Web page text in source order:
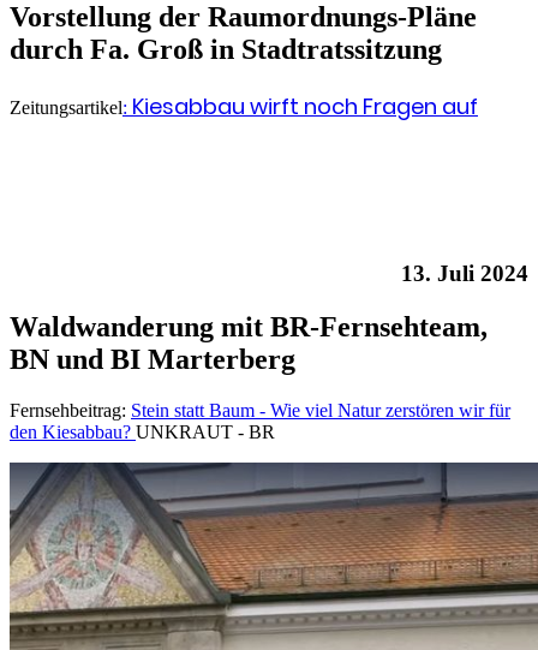
Vorstellung der Raumordnungs-Pläne
durch Fa. Groß in Stadtratssitzung
Zeitungsartikel: Kiesabbau wirft noch Fragen auf
13. Juli 2024
Waldwanderung mit BR-Fernsehteam,
BN und BI Marterberg
Fernsehbeitrag: Stein statt Baum - Wie viel Natur zerstören wir für
den Kiesabbau? UNKRAUT - BR